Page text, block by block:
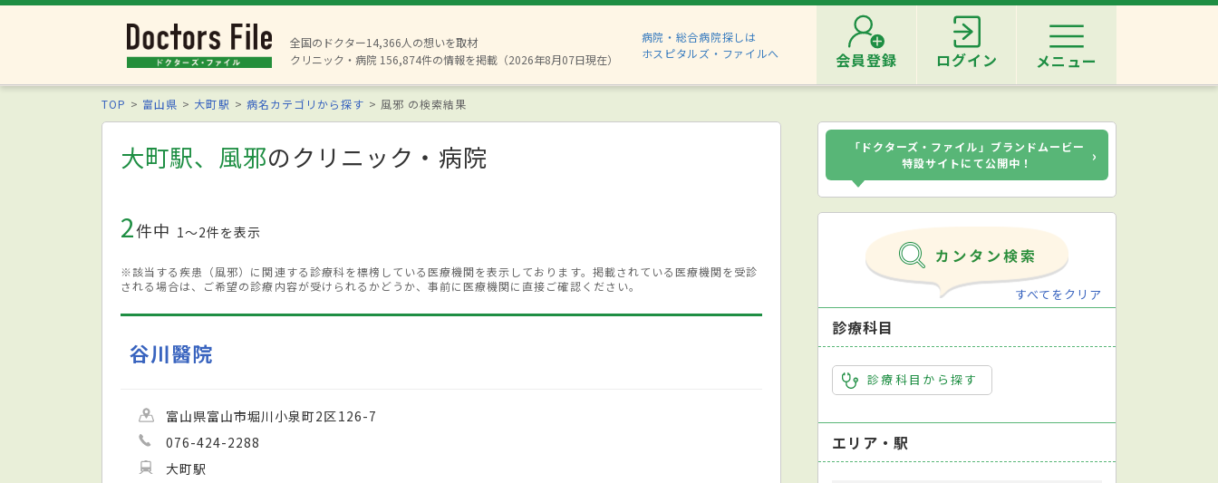
全国のドクター14,366人の想いを取材
クリニック・病院 156,874件の情報を掲載（2026年8月07日現在）
病院・総合病院探しは
ホスピタルズ・ファイルへ
会員登録 ログイン メニュー
TOP 富山県 大町駅 病名カテゴリから探す 風邪 の検索結果
大町駅、風邪のクリニック・病院
2件中 1〜2件を表示
※該当する疾患（風邪）に関連する診療科を標榜している医療機関を表示しております。掲載されている医療機関を受診
される場合は、ご希望の診療内容が受けられるかどうか、事前に医療機関に直接ご確認ください。
谷川醫院
富山県富山市堀川小泉町2区126-7
076-424-2288
大町駅
「ドクターズ・ファイル」ブランドムービー
特設サイトにて公開中！
›
すべてをクリア
診療科目
診療科目から探す
エリア・駅